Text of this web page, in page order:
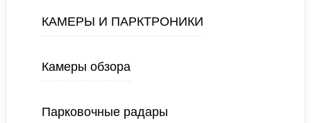
КАМЕРЫ И ПАРКТРОНИКИ
Камеры обзора
Парковочные радары